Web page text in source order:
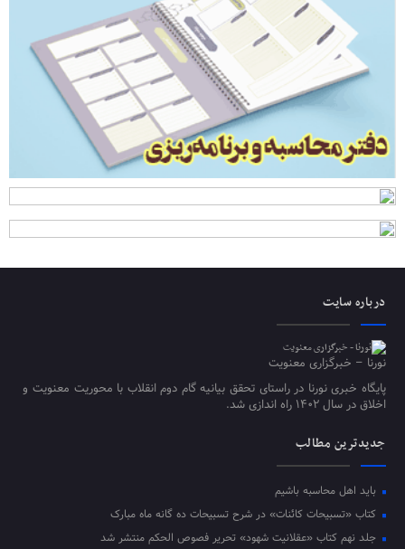
درباره سایت
نورنا – خبرگزاری معنویت
پایگاه خبری نورنا در راستای تحقق بیانیه گام دوم انقلاب با محوریت معنویت و
اخلاق در سال ۱۴۰۲ راه اندازی شد.
جدیدترین مطالب
باید اهل محاسبه باشیم
کتاب «تسبیحات کائنات» در شرح تسبیحات ده‌ گانه ماه مبارک
جلد نهم کتاب «عقلانیت شهود» تحریر فصوص الحکم منتشر شد